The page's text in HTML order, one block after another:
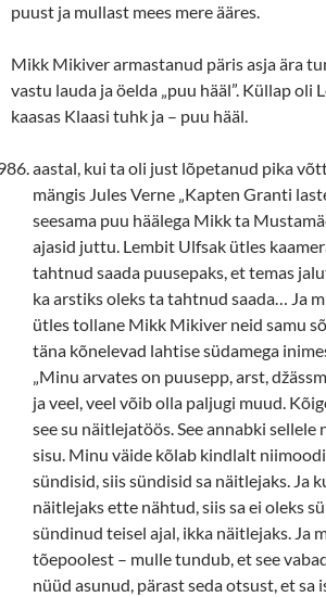
puust ja mullast mees mere ääres.
Mikk Mikiver armastanud päris asja ära
vastu lauda ja öelda „puu hääl”. Küllap oli
kaasas Klaasi tuhk ja – puu hääl.
aastal, kui ta oli just lõpetanud pika
mängis Jules Verne „Kapten Granti
seesama puu häälega Mikk ta
ajasid juttu. Lembit Ulfsak ütles
tahtnud saada puusepaks, et temas
ka arstiks oleks ta tahtnud saada… Ja
ütles tollane Mikk Mikiver neid samu
täna kõnelevad lahtise südamega
„Minu arvates on puusepp, arst,
ja veel, veel võib olla paljugi muud.
see su näitlejatöös. See annabki sellele
sisu. Minu väide kõlab kindlalt
sündisid, siis sündisid sa näitlejaks. Ja
näitlejaks ette nähtud, siis sa ei oleks
sündinud teisel ajal, ikka näitlejaks. Ja
tõepoolest – mulle tundub, et see
nüüd asunud, pärast seda otsust, et sa